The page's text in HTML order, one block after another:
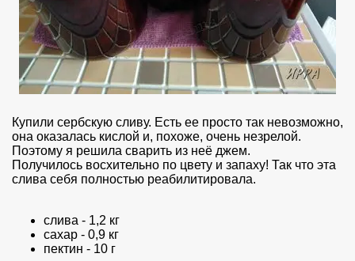
Купили сербскую сливу. Есть ее просто так невозможно,
она оказалась кислой и, похоже, очень незрелой.
Поэтому я решила сварить из неё джем.
Получилось восхительно по цвету и запаху! Так что эта
слива себя полностью реабилитировала.
слива - 1,2 кг
сахар - 0,9 кг
пектин - 10 г